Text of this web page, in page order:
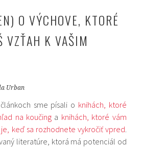
O VÝCHOVE, KTORÉ
VZŤAH K VAŠIM
Urban
sme písali o knihách, ktoré
na koučing a knihách, ktoré vám
keď sa rozhodnete vykročiť vpred.
literatúre, ktorá má potenciál od